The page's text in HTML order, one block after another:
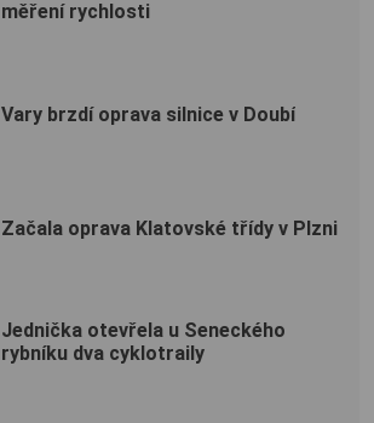
měření rychlosti
Vary brzdí oprava silnice v Doubí
Začala oprava Klatovské třídy v Plzni
Jednička otevřela u Seneckého
rybníku dva cyklotraily